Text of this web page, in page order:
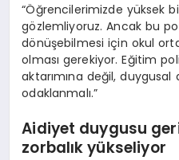
“Öğrencilerimizde yüksek
gözlemliyoruz. Ancak bu
dönüşebilmesi için okul
olması gerekiyor. Eğitim
aktarımına değil,
odaklanmalı.”
Aidiyet duygusu
zorbalık yükseliyor